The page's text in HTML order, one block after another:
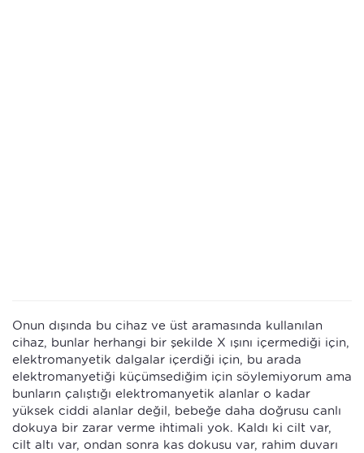
Onun dışında bu cihaz ve üst aramasında kullanılan
cihaz, bunlar herhangi bir şekilde X ışını içermediği için,
elektromanyetik dalgalar içerdiği için, bu arada
elektromanyetiği küçümsediğim için söylemiyorum ama
bunların çalıştığı elektromanyetik alanlar o kadar
yüksek ciddi alanlar değil, bebeğe daha doğrusu canlı
dokuya bir zarar verme ihtimali yok. Kaldı ki cilt var,
cilt altı var, ondan sonra kas dokusu var, rahim duvarı